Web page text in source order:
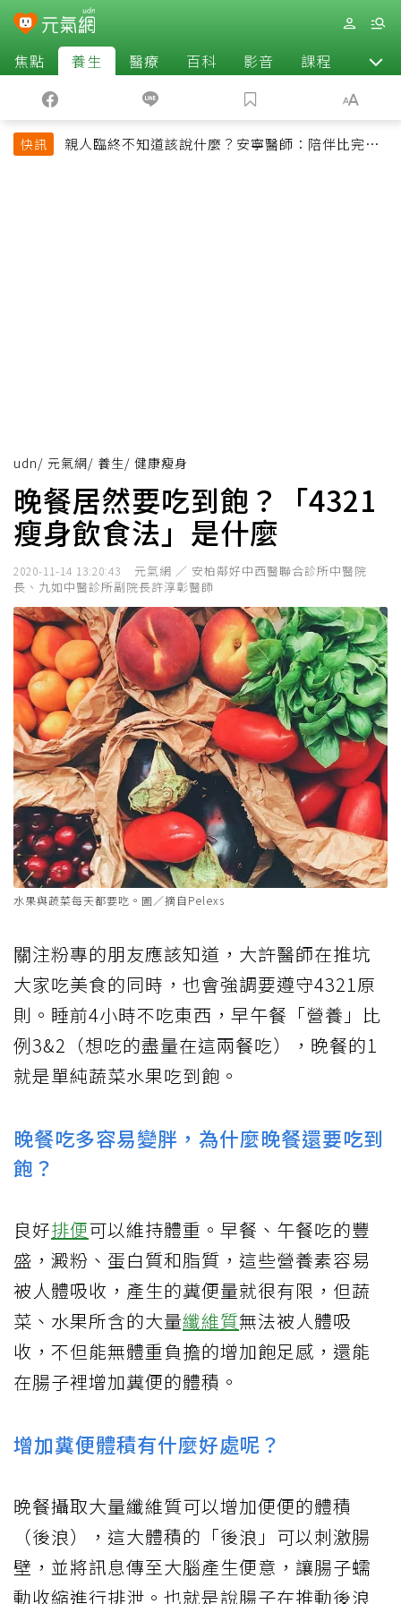
焦點 養生 醫療 百科 影音 課程 退休
快訊
親人臨終不知道該說什麼？安寧醫師：陪伴比完美
udn/ 元氣網/ 養生/ 健康瘦身
晚餐居然要吃到飽？「4321
瘦身飲食法」是什麼
2020-11-14 13:20:43
元氣網 ／ 安柏鄰好中西醫聯合診所中醫院
長、九如中醫診所副院長許淳彰醫師
水果與蔬菜每天都要吃。圖／摘自Pelexs
關注粉專的朋友應該知道，大許醫師在推坑
大家吃美食的同時，也會強調要遵守4321原
則。睡前4小時不吃東西，早午餐「營養」比
例3&2（想吃的盡量在這兩餐吃），晚餐的1
就是單純蔬菜水果吃到飽。
晚餐吃多容易變胖，為什麼晚餐還要吃到
飽？
良好排便可以維持體重。早餐、午餐吃的豐
盛，澱粉、蛋白質和脂質，這些營養素容易
被人體吸收，產生的糞便量就很有限，但蔬
菜、水果所含的大量纖維質無法被人體吸
收，不但能無體重負擔的增加飽足感，還能
在腸子裡增加糞便的體積。
增加糞便體積有什麼好處呢？
晚餐攝取大量纖維質可以增加便便的體積
（後浪），這大體積的「後浪」可以刺激腸
壁，並將訊息傳至大腦產生便意，讓腸子蠕
動收縮進行排泄。也就是說腸子在推動後浪